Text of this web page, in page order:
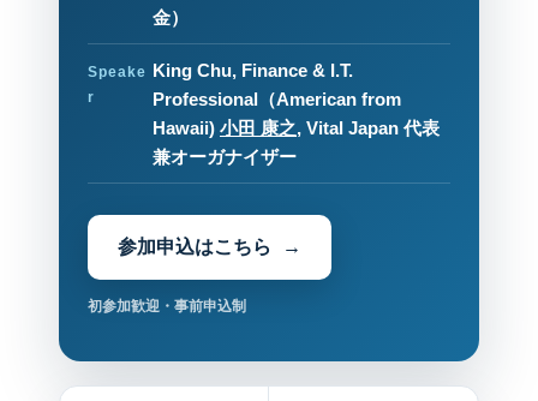
金）
Speake
r
King Chu, Finance & I.T.
Professional（American from
Hawaii) 小田 康之, Vital Japan 代表
兼オーガナイザー
参加申込はこちら
初参加歓迎・事前申込制